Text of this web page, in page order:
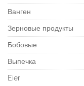
Ванген
Зерновые продукты
Бобовые
Выпечка
Eier